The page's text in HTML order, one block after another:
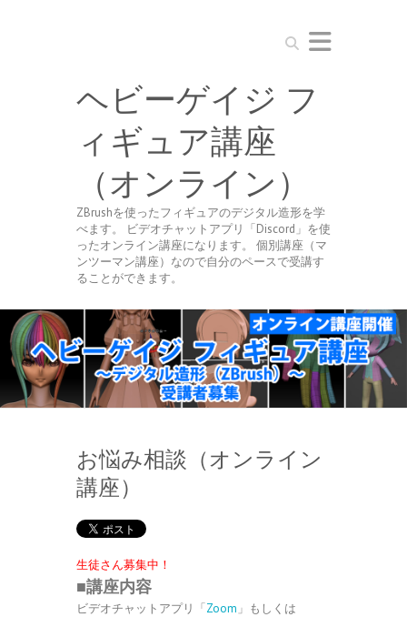
Search
ヘビーゲイジ フ
ィギュア講座
（オンライン）
ZBrushを使ったフィギュアのデジタル造形を学
べます。 ビデオチャットアプリ「Discord」を使
ったオンライン講座になります。 個別講座（マ
ンツーマン講座）なので自分のペースで受講す
ることができます。
お悩み相談（オンライン
講座）
生徒さん募集中！
■講座内容
ビデオチャットアプリ「Zoom 」もしくは